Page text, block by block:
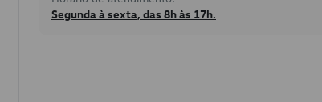
Segunda à sexta, das 8h às 17h.